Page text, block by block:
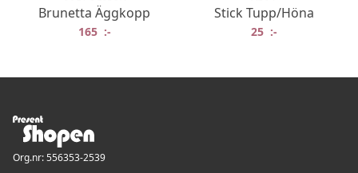
Brunetta Äggkopp
165 :-
Stick Tupp/Höna
25 :-
Org.nr: 556353-2539